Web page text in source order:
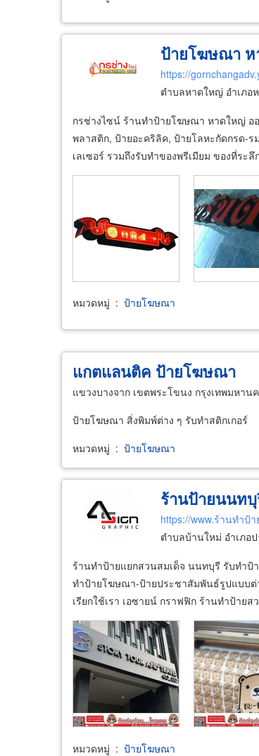
ป้ายโฆษณา ห
https://
ตำบลหาดใหญ่ อำเภอ
กรช่างไซน์ ร้านทำป้ายโฆษณา หาดใหญ่ อ
พลาสติก, ป้ายอะคริลิค, ป้ายโลหะกัดกรด-
เลเซอร์ รวมถึงรับทำของพรีเมียม ของที่ระ
หมวดหมู่ : ป้ายโฆษณา
แกตแลนติค ป้ายโฆษณา
แขวงบางจาก เขตพระโขนง กรุงเทพมหาน
ป้ายโฆษณา สิ่งพิมพ์ต่าง ๆ รับทำสติกเกอร์
หมวดหมู่ : ป้ายโฆษณา
ร้านป้ายนนท
https://www.ร้านทำป้
ตำบลบ้านใหม่ อำเภอ
ร้านทำป้ายแยกสวนสมเด็จ นนทบุรี รับทำ
ทำป้ายโฆษณา-ป้ายประชาสัมพันธ์รูปแบบต่า
เรียกใช้เรา เอซายน์ กราฟฟิก ร้านทำป้าย
หมวดหมู่ : ป้ายโฆษณา